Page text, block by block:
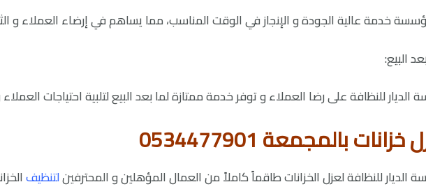
خدمة عالية الجودة و الإنجاز في الوقت المناسب، مما يساهم في إرضاء العملاء و
للنظافة على رضا العملاء و توفر خدمة ممتازة لما بعد البيع لتلبية احتياجات
بالمجمعة 0534477901
للنظافة لعزل الخزانات طاقماً كاملاً من العمال المؤهلين و المحترفينلتنظيف